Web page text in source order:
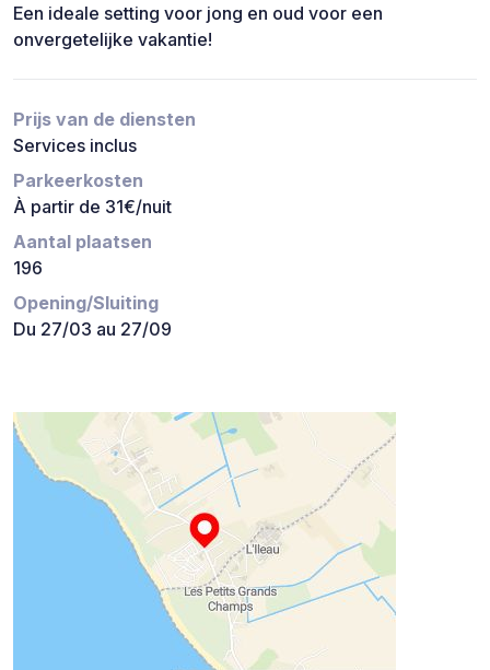
Een ideale setting voor jong en oud voor een
onvergetelijke vakantie!
Prijs van de diensten
Services inclus
Parkeerkosten
À partir de 31€/nuit
Aantal plaatsen
196
Opening/Sluiting
Du 27/03 au 27/09